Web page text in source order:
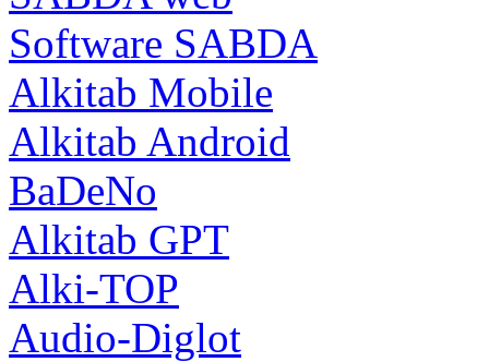
Software SABDA
Alkitab Mobile
Alkitab Android
BaDeNo
Alkitab GPT
Alki-TOP
Audio-Diglot